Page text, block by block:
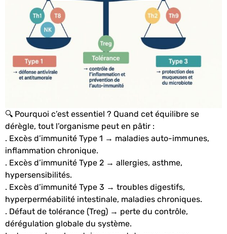
🔍 Pourquoi c’est essentiel ? Quand cet équilibre se
dérègle, tout l’organisme peut en pâtir :
. Excès d’immunité Type 1 → maladies auto-immunes,
inflammation chronique.
. Excès d’immunité Type 2 → allergies, asthme,
hypersensibilités.
. Excès d’immunité Type 3 → troubles digestifs,
hyperperméabilité intestinale, maladies chroniques.
. Défaut de tolérance (Treg) → perte du contrôle,
dérégulation globale du système.